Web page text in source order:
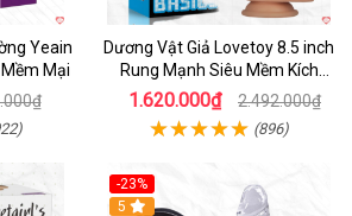
Yeain
Mại
Dương Vật Giả Lovetoy 8.5 inch
Rung Mạnh Siêu Mềm Kích
Thích
1.620.000₫ 2.492.000₫
(896)
-23%
5